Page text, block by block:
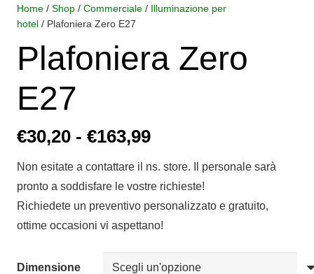
Home / Shop / Commerciale / Illuminazione per
hotel / Plafoniera Zero E27
Plafoniera Zero
E27
€30,20 - €163,99Fascia
prezzo:
da
€30,20
a
€163,99
Non esitate a contattare il ns. store. Il personale sarà
pronto a soddisfare le vostre richieste!
Richiedete un preventivo personalizzato e gratuito,
ottime occasioni vi aspettano!
Dimensione